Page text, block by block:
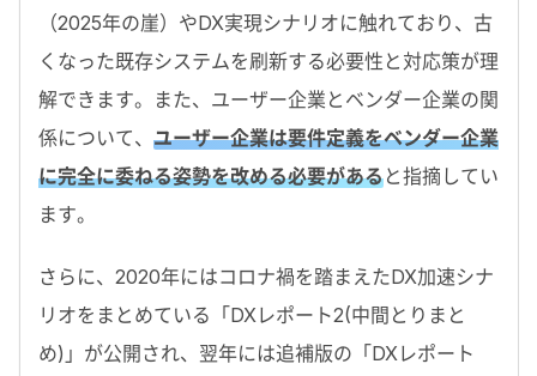
（2025年の崖）やDX実現シナリオに触れており、古
くなった既存システムを刷新する必要性と対応策が理
解できます。また、ユーザー企業とベンダー企業の関
係について、 ユーザー企業は要件定義をベンダー企業
に完全に委ねる姿勢を改める必要があると指摘してい
ます。
さらに、2020年にはコロナ禍を踏まえたDX加速シナ
リオをまとめている「DXレポート2(中間とりまと
め)」が公開され、翌年には追補版の「DXレポート